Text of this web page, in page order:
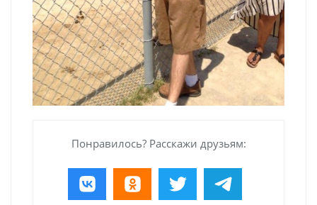
Понравилось? Расскажи друзьям: